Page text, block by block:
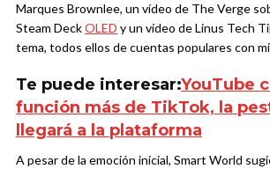
Marques Brownlee, un vídeo de The Verge
Steam DeckOLED y un vídeo de Linus Tech
tema, todos ellos de cuentas populares con
Te puede interesar:YouTube
función más de TikTok, la
llegará a la plataforma
A pesar de la emoción inicial, Smart World